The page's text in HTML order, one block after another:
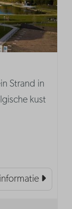
Strand in
kust